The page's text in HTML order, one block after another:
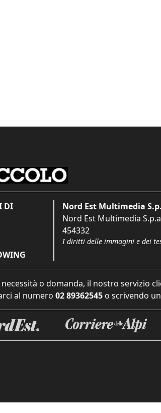
DI
Nord Est Multimedia
Nord Est Multimedia
454332
I diritti delle immagini e dei
o domanda, il nostro servizio
al numero 02 89362545 o scrivendo